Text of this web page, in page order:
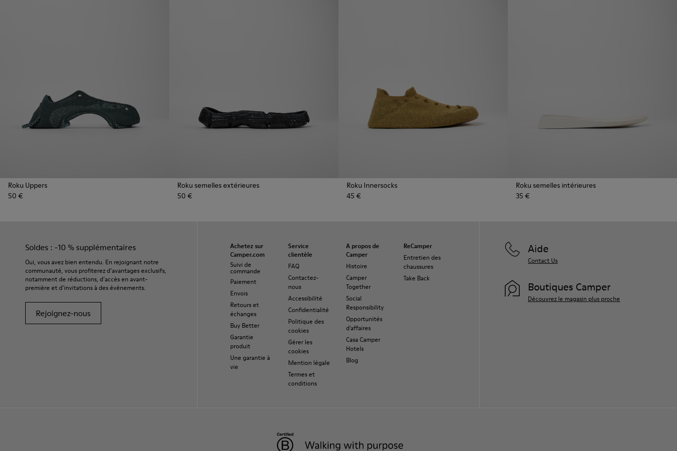
Roku Uppers
50 €
Roku semelles extérieures
50 €
Roku Innersocks
45 €
Roku semelles intérieures
35 €
Soldes : -10 % supplémentaires
Oui, vous avez bien entendu. En rejoignant notre
communauté, vous profiterez d’avantages exclusifs,
notamment de réductions, d’accès en avant-
première et d’invitations à des événements.
Rejoignez-nous
Achetez sur
Camper.com
Suivi de
commande
Paiement
Envois
Retours et
échanges
Buy Better
Garantie
produit
Une garantie à
vie
Service
clientèle
FAQ
Contactez-
nous
Accessibilité
Confidentialité
Politique des
cookies
Gérer les
cookies
Mention légale
Termes et
conditions
A propos de
Camper
Histoire
Camper
Together
Social
Responsibility
Opportunités
d'affaires
Casa Camper
Hotels
Blog
ReCamper
Entretien des
chaussures
Take Back
Aide
Contact Us
Boutiques Camper
Découvrez le magasin plus proche